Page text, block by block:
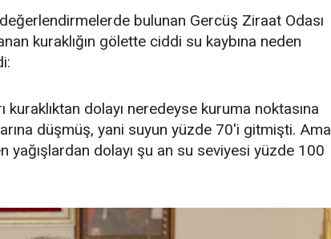
bulunan Gercüş Ziraat Odası
kuraklığın gölette ciddi su kaybına neden
kuraklıktan dolayı neredeyse kuruma noktasına
düşmüş, yani suyun yüzde 70'i gitmişti. Ama
yağışlardan dolayı şu an su seviyesi yüzde 100